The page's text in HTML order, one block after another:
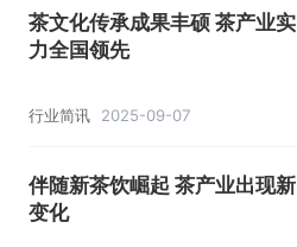
茶文化传承成果丰硕 茶产业实
力全国领先
行业简讯 2025-09-07
伴随新茶饮崛起 茶产业出现新
变化